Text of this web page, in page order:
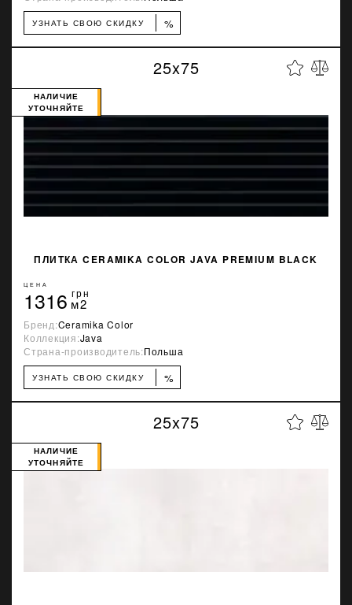
УЗНАТЬ СВОЮ СКИДКУ %
25x75
ПЛИТКА CERAMIKA COLOR JAVA PREMIUM BLACK
НАЛИЧИЕ
УТОЧНЯЙТЕ
ЦЕНА
1316 грн
м2
Бренд:Ceramika Color
Коллекция:Java
Страна-производитель:Польша
УЗНАТЬ СВОЮ СКИДКУ %
25x75
НАЛИЧИЕ
УТОЧНЯЙТЕ